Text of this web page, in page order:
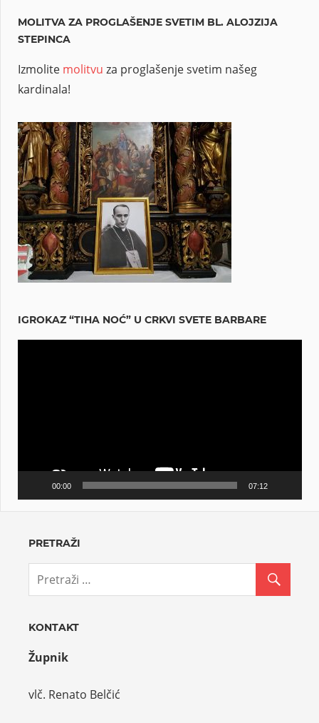
MOLITVA ZA PROGLAŠENJE SVETIM BL. ALOJZIJA
STEPINCA
Izmolite molitvu za proglašenje svetim našeg
kardinala!
IGROKAZ “TIHA NOĆ” U CRKVI SVETE BARBARE
00:00 07:12
PRETRAŽI
KONTAKT
Župnik
vlč. Renato Belčić